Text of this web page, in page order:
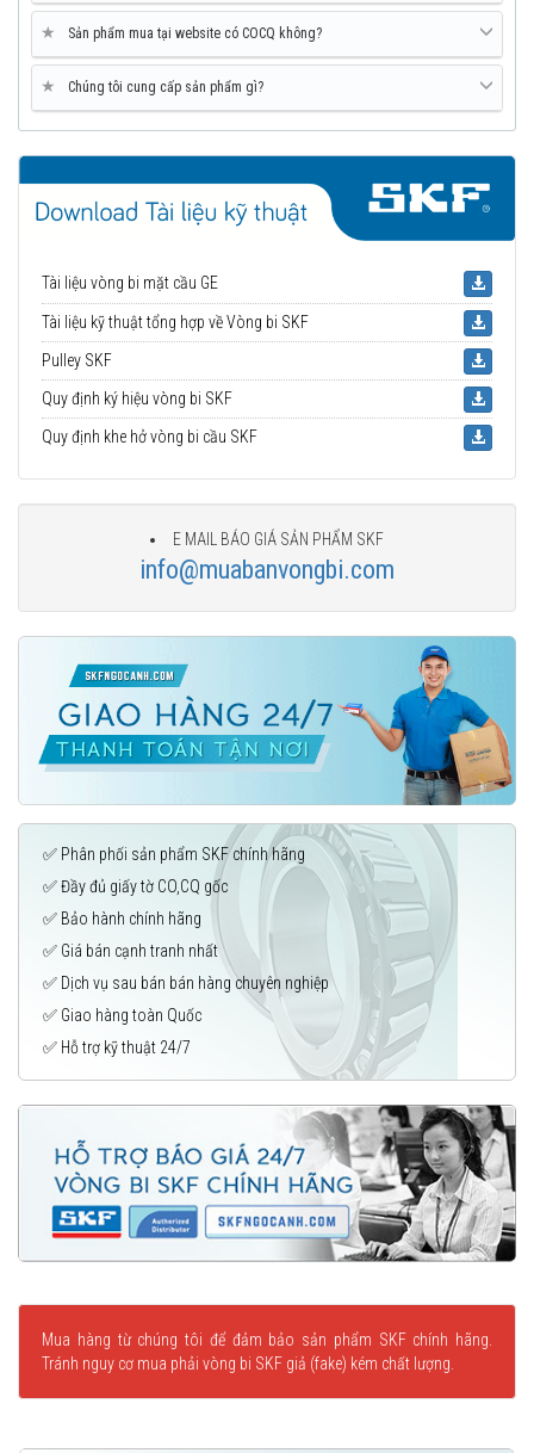
★ Sản phẩm mua tại website có COCQ không?
★ Chúng tôi cung cấp sản phẩm gì?
Tài liệu vòng bi mặt cầu GE
Tài liệu kỹ thuật tổng hợp về Vòng bi SKF
Pulley SKF
Quy định ký hiệu vòng bi SKF
Quy định khe hở vòng bi cầu SKF
E MAIL BÁO GIÁ SẢN PHẨM SKF
info@muabanvongbi.com
✅ Phân phối sản phẩm SKF chính hãng
✅ Đầy đủ giấy tờ CO,CQ gốc
✅ Bảo hành chính hãng
✅ Giá bán cạnh tranh nhất
✅ Dịch vụ sau bán bán hàng chuyên nghiệp
✅ Giao hàng toàn Quốc
✅ Hỗ trợ kỹ thuật 24/7
Mua hàng từ chúng tôi để đảm bảo sản phẩm SKF chính hãng.
Tránh nguy cơ mua phải vòng bi SKF giả (fake) kém chất lượng.